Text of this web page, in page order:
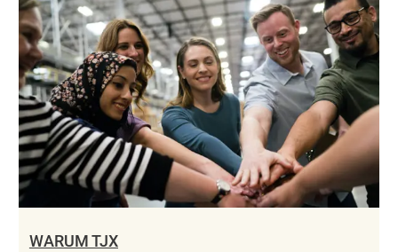
WARUM TJX